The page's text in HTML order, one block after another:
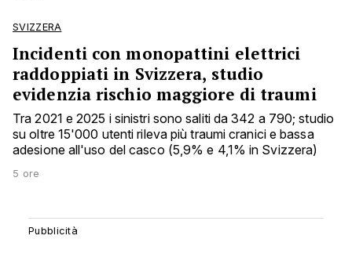
SVIZZERA
Incidenti con monopattini elettrici
raddoppiati in Svizzera, studio
evidenzia rischio maggiore di traumi
Tra 2021 e 2025 i sinistri sono saliti da 342 a 790; studio
su oltre 15'000 utenti rileva più traumi cranici e bassa
adesione all'uso del casco (5,9% e 4,1% in Svizzera)
5 ore